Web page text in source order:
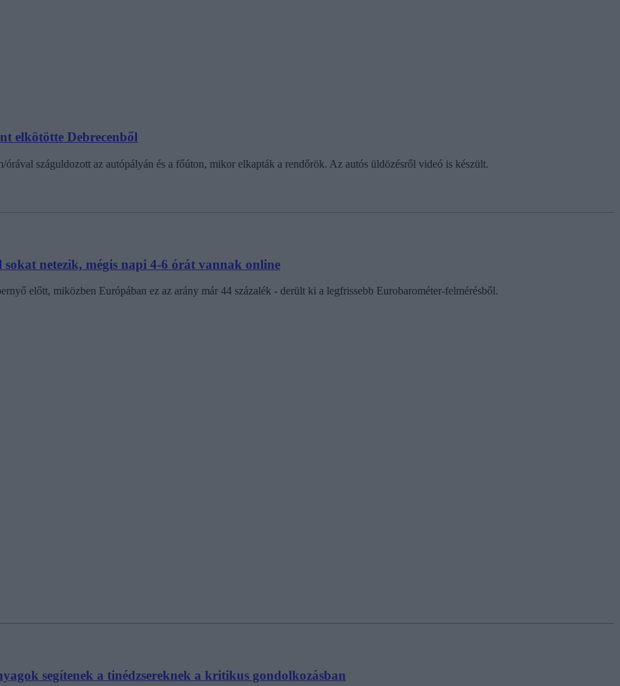
elkötötte Debrecenből
száguldozott az autópályán és a főúton, mikor elkapták a rendőrök. Az autós üldözésről videó is készült.
netezik, mégis napi 4-6 órát vannak online
előtt, miközben Európában ez az arány már 44 százalék - derült ki a legfrissebb Eurobarométer-felmérésből.
segítenek a tinédzsereknek a kritikus gondolkozásban